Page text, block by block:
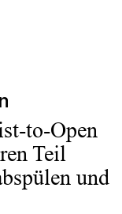
to-Open
Teil
und